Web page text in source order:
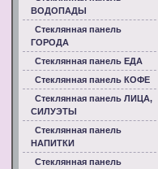
ВОДОПАДЫ
Стеклянная панель
ГОРОДА
Стеклянная панель ЕДА
Стеклянная панель КОФЕ
Стеклянная панель ЛИЦА,
СИЛУЭТЫ
Стеклянная панель
НАПИТКИ
Стеклянная панель